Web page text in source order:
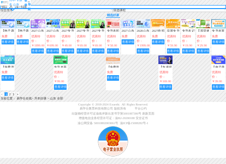
本 山东
登
录导
航
综合排序
筛选课程
精选好课
【电子题
库】2027
山东专升
本基础必
+计算机
+高数
三）
免费
查看详情
【电子题
库】2027
山东专升
本基础必
免费
查看详情
2027山东
专升本全
科畅学班
优惠特
价：
￥1899.00
查看详情
2027山东
专升本基
础录播课
优惠特
价：
￥699.00
查看详情
2027专升
本春季
班-0基础
入门（语
文）【直
播课】
优惠特
价：
￥49.00
查看详情
2027专升
本春季
班-0基础
入门（英
语）【直
播+录
优惠特
价：
￥69.00
查看详情
2027专升
本春季
班-0基础
入门（数
学）【直
播+录
优惠特
价：
￥69.00
查看详情
专升本初
级入门英
语教材
优惠特
价：
￥58.00
查看详情
2027山东
专升本免
费体验课
免费
查看详情
2028山东
专升本全
科畅学班
优惠特
价：
￥1999.00
查看详情
2027统招
专升本40
天速记专
升本单词
免费
查看详情
应届专升
本初级入
门（英
语）视频
+资料
优惠特
价：
￥59.90
查看详情
专升本记
单词—
(趣味小
课堂)
优惠特
价：
￥19.90
查看详情
【现货速
发】全国
专升本英
语词汇一
本好词
优惠特
价：
￥29.90
查看详情
专升本英
语核心单
词速记练
习3000题
免费
查看详情
【免费资
料】大学
语文作文
素材汇总
免费
查看详情
专升本英
语词汇训
练营（第
一期）
优惠特
价：
￥99.00
查看详情
【免费资
料】高等
数学基础
必背公式
免费
查看详情
【专项提
分】专升
本英语阅
读专项训
练营
优惠特
价：
￥169.00
查看详情
【电子题
库】大学
英语高分
专项突破
800题
优惠特
价：
￥39.00
查看详情
< 1 2 3
>
当前位置：易学仕在线> 升本好课 > 山东 全部
Copyright © 2018-2024 Exueshi. All Rights Reserved.
易学仕教育科技有限公司 版权所有
平台公约
出版物经营许可证渝南岸新出发书字第5001087306号
刷新页面
增值电信业务经营许可证：渝B2-20200188 安全证书
渝公网安备 50010802003061号
渝ICP备15008282号-1